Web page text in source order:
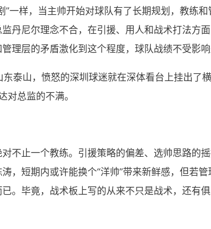
”一样，当主帅开始对球队有了长期规划，教练
丹尼尔理念不合，在引援、用人和战术打法方
理层的矛盾激化到这个程度，球队战绩不受影响
泰山，愤怒的深圳球迷就在深体看台上挂出
总监的不满。
不止一个教练。引援策略的偏差、选帅思路的
，短期内或许能换个“洋帅”带来新鲜感，但若
。毕竟，战术板上写的从来不只是战术，还有